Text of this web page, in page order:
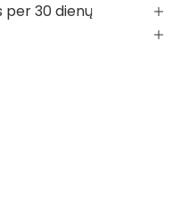
per 30 dienų